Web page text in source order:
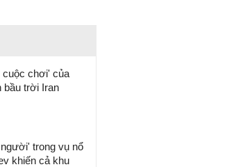
cuộc chơi' của
bầu trời Iran
trong vụ nổ
khiến cả khu